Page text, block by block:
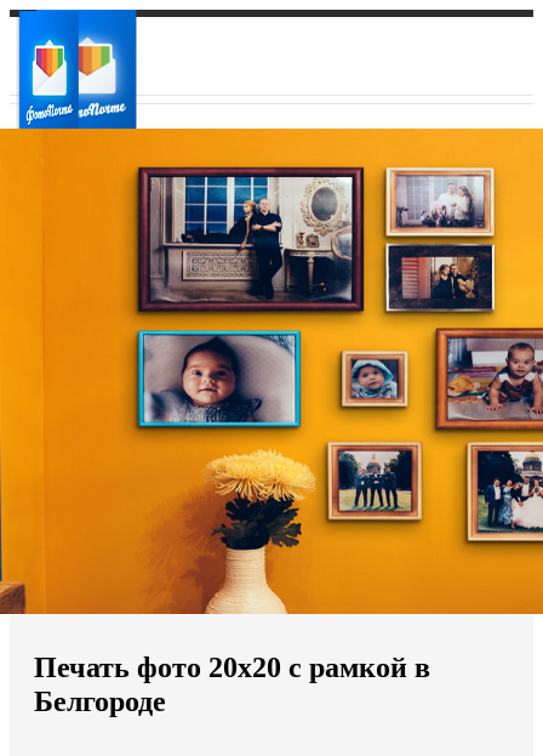
Ваш регион доставки
Выберите из списка:
Мы доставляем по всему миру
Продолжить без города
Печать фото 20х20 с рамкой в
Белгороде